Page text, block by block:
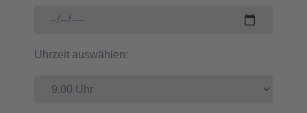
Uhrzeit auswählen: